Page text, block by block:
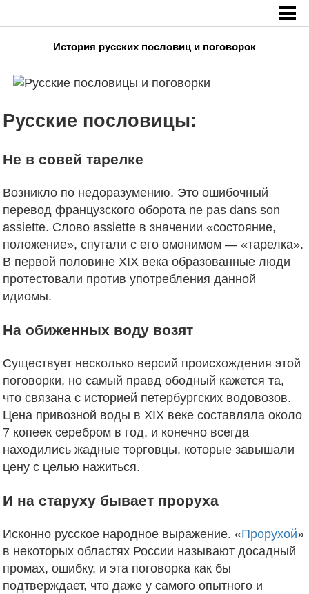
История русских пословиц и поговорок
История русских пословиц и поговорок
Русские пословицы:
Не в совей тарелке
Возникло по недоразумению. Это ошибочный
перевод французского оборота ne pas dans son
assiette. Слово assiette в значении «состояние,
положение», спутали с его омонимом — «тарелка».
В первой половине XIX века образованные люди
протестовали против употребления данной
идиомы.
На обиженных воду возят
Существует несколько версий происхождения этой
поговорки, но самый правд ободный кажется та,
что связана с историей петербургских водовозов.
Цена привозной воды в XIX веке составляла около
7 копеек серебром в год, и конечно всегда
находились жадные торговцы, которые завышали
цену с целью нажиться.
И на старуху бывает проруха
Исконно русское народное выражение. «Прорухой»
в некоторых областях России называют досадный
промах, ошибку, и эта поговорка как бы
подтверждает, что даже у самого опытного и